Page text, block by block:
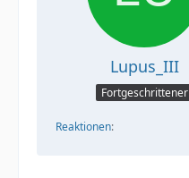
Lupus_III
Fortgeschrittener
Reaktionen